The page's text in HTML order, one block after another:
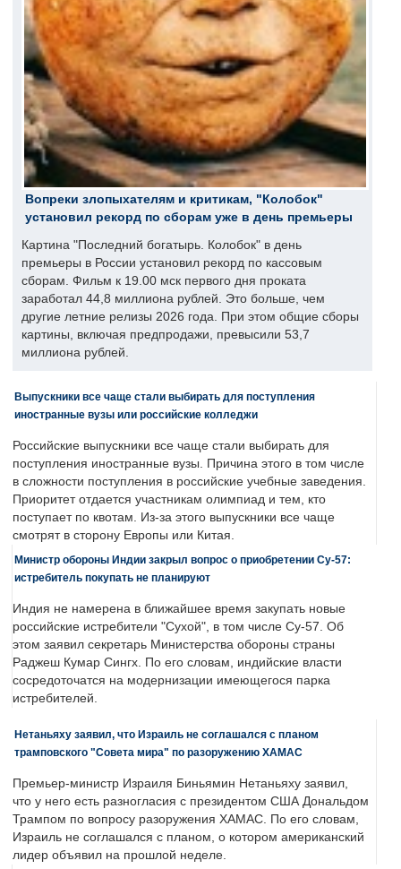
Вопреки злопыхателям и критикам, "Колобок"
установил рекорд по сборам уже в день премьеры
Картина "Последний богатырь. Колобок" в день
премьеры в России установил рекорд по кассовым
сборам. Фильм к 19.00 мск первого дня проката
заработал 44,8 миллиона рублей. Это больше, чем
другие летние релизы 2026 года. При этом общие сборы
картины, включая предпродажи, превысили 53,7
миллиона рублей.
Выпускники все чаще стали выбирать для поступления
иностранные вузы или российские колледжи
Российские выпускники все чаще стали выбирать для
поступления иностранные вузы. Причина этого в том числе
в сложности поступления в российские учебные заведения.
Приоритет отдается участникам олимпиад и тем, кто
поступает по квотам. Из-за этого выпускники все чаще
смотрят в сторону Европы или Китая.
Министр обороны Индии закрыл вопрос о приобретении Су-57:
истребитель покупать не планируют
Индия не намерена в ближайшее время закупать новые
российские истребители "Сухой", в том числе Су-57. Об
этом заявил секретарь Министерства обороны страны
Раджеш Кумар Сингх. По его словам, индийские власти
сосредоточатся на модернизации имеющегося парка
истребителей.
Нетаньяху заявил, что Израиль не соглашался с планом
трамповского "Совета мира" по разоружению ХАМАС
Премьер-министр Израиля Биньямин Нетаньяху заявил,
что у него есть разногласия с президентом США Дональдом
Трампом по вопросу разоружения ХАМАС. По его словам,
Израиль не соглашался с планом, о котором американский
лидер объявил на прошлой неделе.